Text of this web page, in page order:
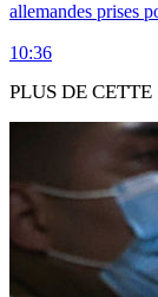
allemandes prises
10:36
PLUS DE